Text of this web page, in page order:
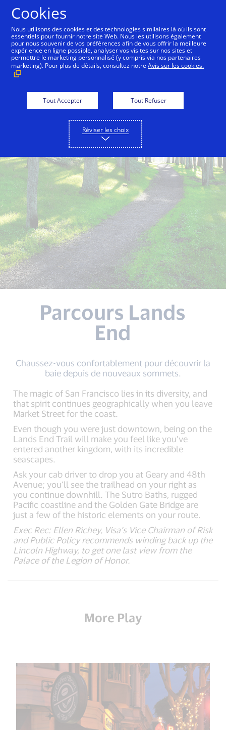
Back to City Guide Commute Hack - Sausalito Ferry
Parcours Lands
End
Chaussez-vous confortablement pour découvrir la
baie depuis de nouveaux sommets.
The magic of San Francisco lies in its diversity, and
that spirit continues geographically when you leave
Market Street for the coast.
Even though you were just downtown, being on the
Lands End Trail will make you feel like you’ve
entered another kingdom, with its incredible
seascapes.
Ask your cab driver to drop you at Geary and 48th
Avenue; you’ll see the trailhead on your right as
you continue downhill. The Sutro Baths, rugged
Pacific coastline and the Golden Gate Bridge are
just a few of the historic elements on your route.
Exec Rec: Ellen Richey, Visa’s Vice Chairman of Risk
and Public Policy recommends winding back up the
Lincoln Highway, to get one last view from the
Palace of the Legion of Honor.
More Play
Cookies
Nous utilisons des cookies et des technologies similaires là où ils sont
essentiels pour fournir notre site Web. Nous les utilisons également
pour nous souvenir de vos préférences afin de vous offrir la meilleure
expérience en ligne possible, analyser vos visites sur nos sites et
permettre le marketing personnalisé (y compris via nos partenaires
marketing). Pour plus de détails, consultez notreAvis sur les cookies.
Tout Accepter Tout Refuser
Réviser les choix